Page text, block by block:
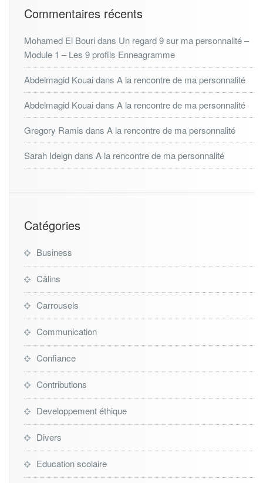
Commentaires récents
Mohamed El Bouridans Un regard 9 sur ma personnalité –
Module 1 – Les 9 profils Enneagramme
Abdelmagid Kouaidans A la rencontre de ma personnalité
Abdelmagid Kouaidans A la rencontre de ma personnalité
Gregory Ramis dans A la rencontre de ma personnalité
Sarah Idelgndans A la rencontre de ma personnalité
Catégories
Business
Câlins
Carrousels
Communication
Confiance
Contributions
Developpement éthique
Divers
Education scolaire